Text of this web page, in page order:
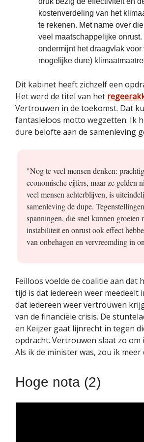
kostenverdeling van het
te rekenen. Met name over
veel maatschappelijke onrust.
ondermijnt het draagvlak voor
mogelijke dure)
Dit kabinet heeft zichzelf een
Het werd de titel van het
Vertrouwen in de toekomst. Dat
fantasieloos motto wegzetten. Ik
dure belofte aan de samenleving
"Nog te veel mensen denken:
economische cijfers, maar ze gelden
veel mensen achterblijven, is
samenleving de dupe.
spanningen, die snel kunnen groeien
instabiliteit en onrust ook effect
van onbehagen en vervreemding in
Feilloos voelde de coalitie aan dat
tijd is dat iedereen weer meedeelt
dat iedereen weer vertrouwen
van de financiële crisis. De
en Keijzer gaat lijnrecht in tegen
opdracht. Vertrouwen slaat zo om
Als ik de minister was, zou ik meer
Hoge nota (2)